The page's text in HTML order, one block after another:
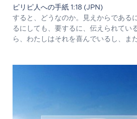
ピリピ人への手紙 1:18 (JPN)
すると、どうなのか。見えからである
るにしても、要するに、伝えられてい
ら、わたしはそれを喜んでいるし、ま